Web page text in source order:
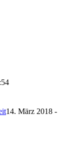
14. März 2018 -